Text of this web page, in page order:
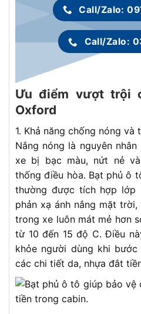
Call/Zalo:
Call/Zalo:
Ưu điểm vượt trội
Oxford
1. Khả năng chống nóng và
Nắng nóng là nguyên
xe bị bạc màu, nứt nẻ
thống điều hòa. Bạt phủ ô
thường được tích hợp lớp
phản xạ ánh nắng mặt
trong xe luôn mát mẻ hơn
từ 10 đến 15 độ C. Điều
khỏe người dùng khi
các chi tiết da, nhựa đắt